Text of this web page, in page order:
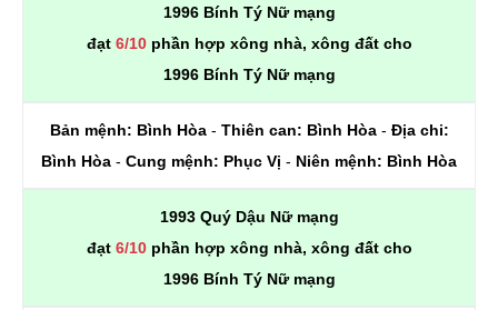
1996 Bính Tý Nữ mạng
đạt 6/10phần hợp xông nhà, xông đất cho
1996 Bính Tý Nữ mạng
Bản mệnh: Bình Hòa- Thiên can: Bình Hòa- Địa chi:
Bình Hòa - Cung mệnh: Phục Vị - Niên mệnh: Bình Hòa
1993 Quý Dậu Nữ mạng
đạt 6/10phần hợp xông nhà, xông đất cho
1996 Bính Tý Nữ mạng